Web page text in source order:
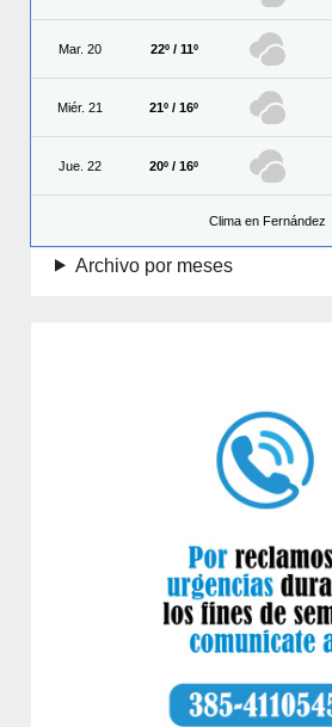
Mar. 20 22º / 11º
Miér. 21 21º / 16º
Jue. 22 20º / 16º
Clima en Fernández
Archivo por meses